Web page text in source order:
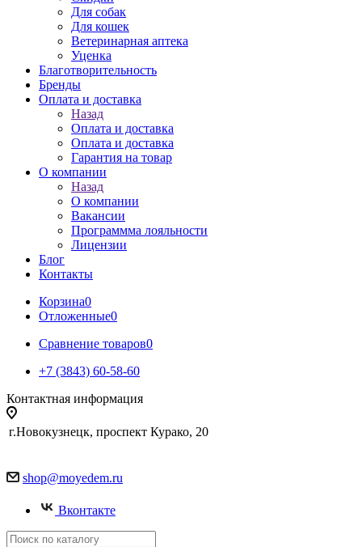
Для собак
Для кошек
Ветеринарная аптека
Уценка
Благотворительность
Бренды
Оплата и доставка
Назад
Оплата и доставка
Оплата и доставка
Гарантия на товар
О компании
Назад
О компании
Вакансии
Программма лояльности
Лицензии
Блог
Контакты
Корзина0
Отложенные0
Сравнение товаров0
+7 (3843) 60-58-60
Контактная информация
г.Новокузнецк, проспект Курако, 20
shop@moyedem.ru
Вконтакте